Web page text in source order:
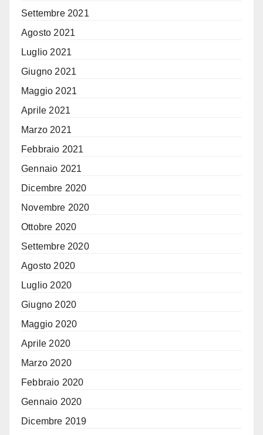
Settembre 2021
Agosto 2021
Luglio 2021
Giugno 2021
Maggio 2021
Aprile 2021
Marzo 2021
Febbraio 2021
Gennaio 2021
Dicembre 2020
Novembre 2020
Ottobre 2020
Settembre 2020
Agosto 2020
Luglio 2020
Giugno 2020
Maggio 2020
Aprile 2020
Marzo 2020
Febbraio 2020
Gennaio 2020
Dicembre 2019